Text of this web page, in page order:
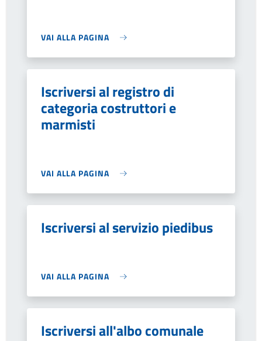
VAI ALLA PAGINA
Iscriversi al registro di
categoria costruttori e
marmisti
VAI ALLA PAGINA
Iscriversi al servizio piedibus
VAI ALLA PAGINA
Iscriversi all'albo comunale